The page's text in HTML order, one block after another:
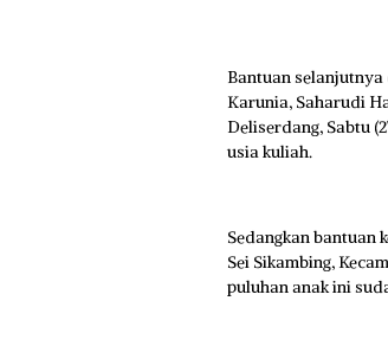
Bantuan
Karunia, Saharudi
Deliserdang, Sabtu
usia kuliah.
Sedangkan bantuan
Sei Sikambing,
puluhan anak ini